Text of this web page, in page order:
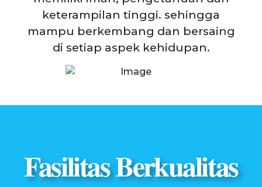
keterampilan tinggi. sehingga
mampu berkembang dan bersaing
di setiap aspek kehidupan.
Fasilitas Berkualitas